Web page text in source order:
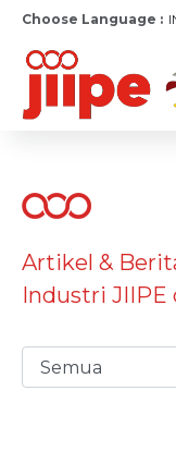
Choose Language :
Artikel &
Industri JIIPE